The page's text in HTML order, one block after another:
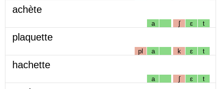
achète
a ʃ ɛ t
plaquette
pl a k ɛ t
hachette
a ʃ ɛ t